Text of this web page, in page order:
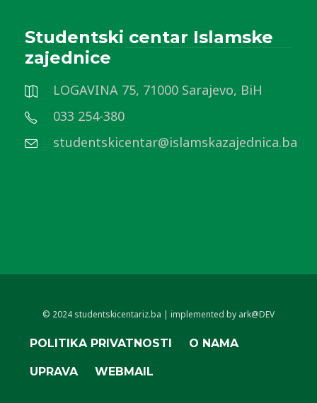
Studentski centar Islamske
zajednice
LOGAVINA 75, 71000 Sarajevo, BiH
033 254-380
studentskicentar@islamskazajednica.ba
© 2024 studentskicentariz.ba | implemented by ark@DEV
POLITIKA PRIVATNOSTI O NAMA
UPRAVA WEBMAIL